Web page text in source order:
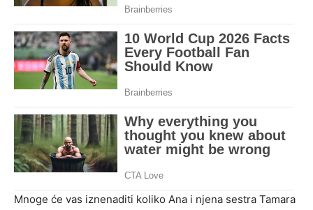
Mnoge će vas iznenaditi koliko Ana i njena sestra Tamara